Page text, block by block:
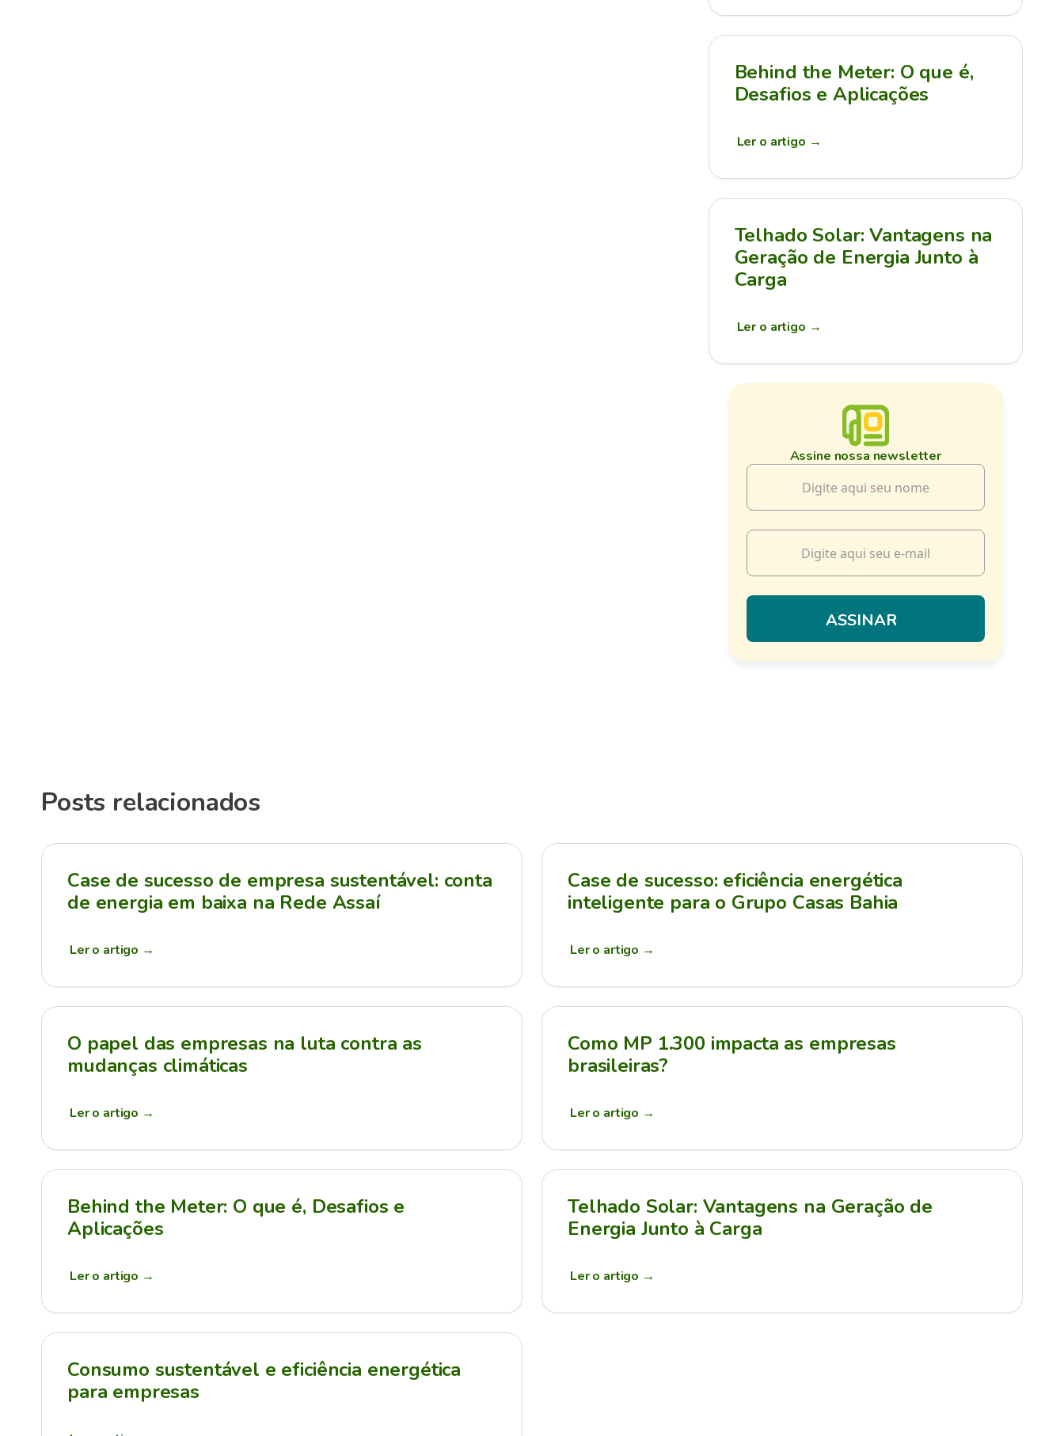
Behind the Meter: O que é,
Desafios e Aplicações
Ler o artigo →
Telhado Solar: Vantagens na
Geração de Energia Junto à
Carga
Ler o artigo →
Assine nossa newsletter
Posts relacionados
Case de sucesso de empresa sustentável: conta
de energia em baixa na Rede Assaí
Ler o artigo →
Case de sucesso: eficiência energética
inteligente para o Grupo Casas Bahia
Ler o artigo →
O papel das empresas na luta contra as
mudanças climáticas
Ler o artigo →
Como MP 1.300 impacta as empresas
brasileiras?
Ler o artigo →
Behind the Meter: O que é, Desafios e
Aplicações
Ler o artigo →
Telhado Solar: Vantagens na Geração de
Energia Junto à Carga
Ler o artigo →
Consumo sustentável e eficiência energética
para empresas